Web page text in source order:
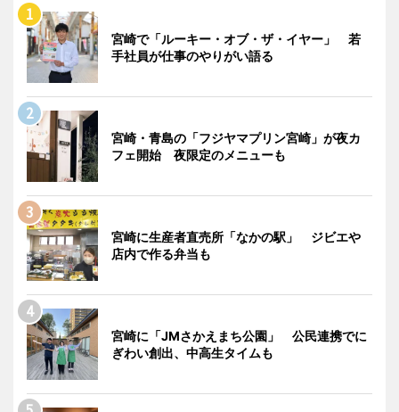
宮崎で「ルーキー・オブ・ザ・イヤー」 若
手社員が仕事のやりがい語る
宮崎・青島の「フジヤマプリン宮崎」が夜カ
フェ開始 夜限定のメニューも
宮崎に生産者直売所「なかの駅」 ジビエや
店内で作る弁当も
宮崎に「JMさかえまち公園」 公民連携でに
ぎわい創出、中高生タイムも